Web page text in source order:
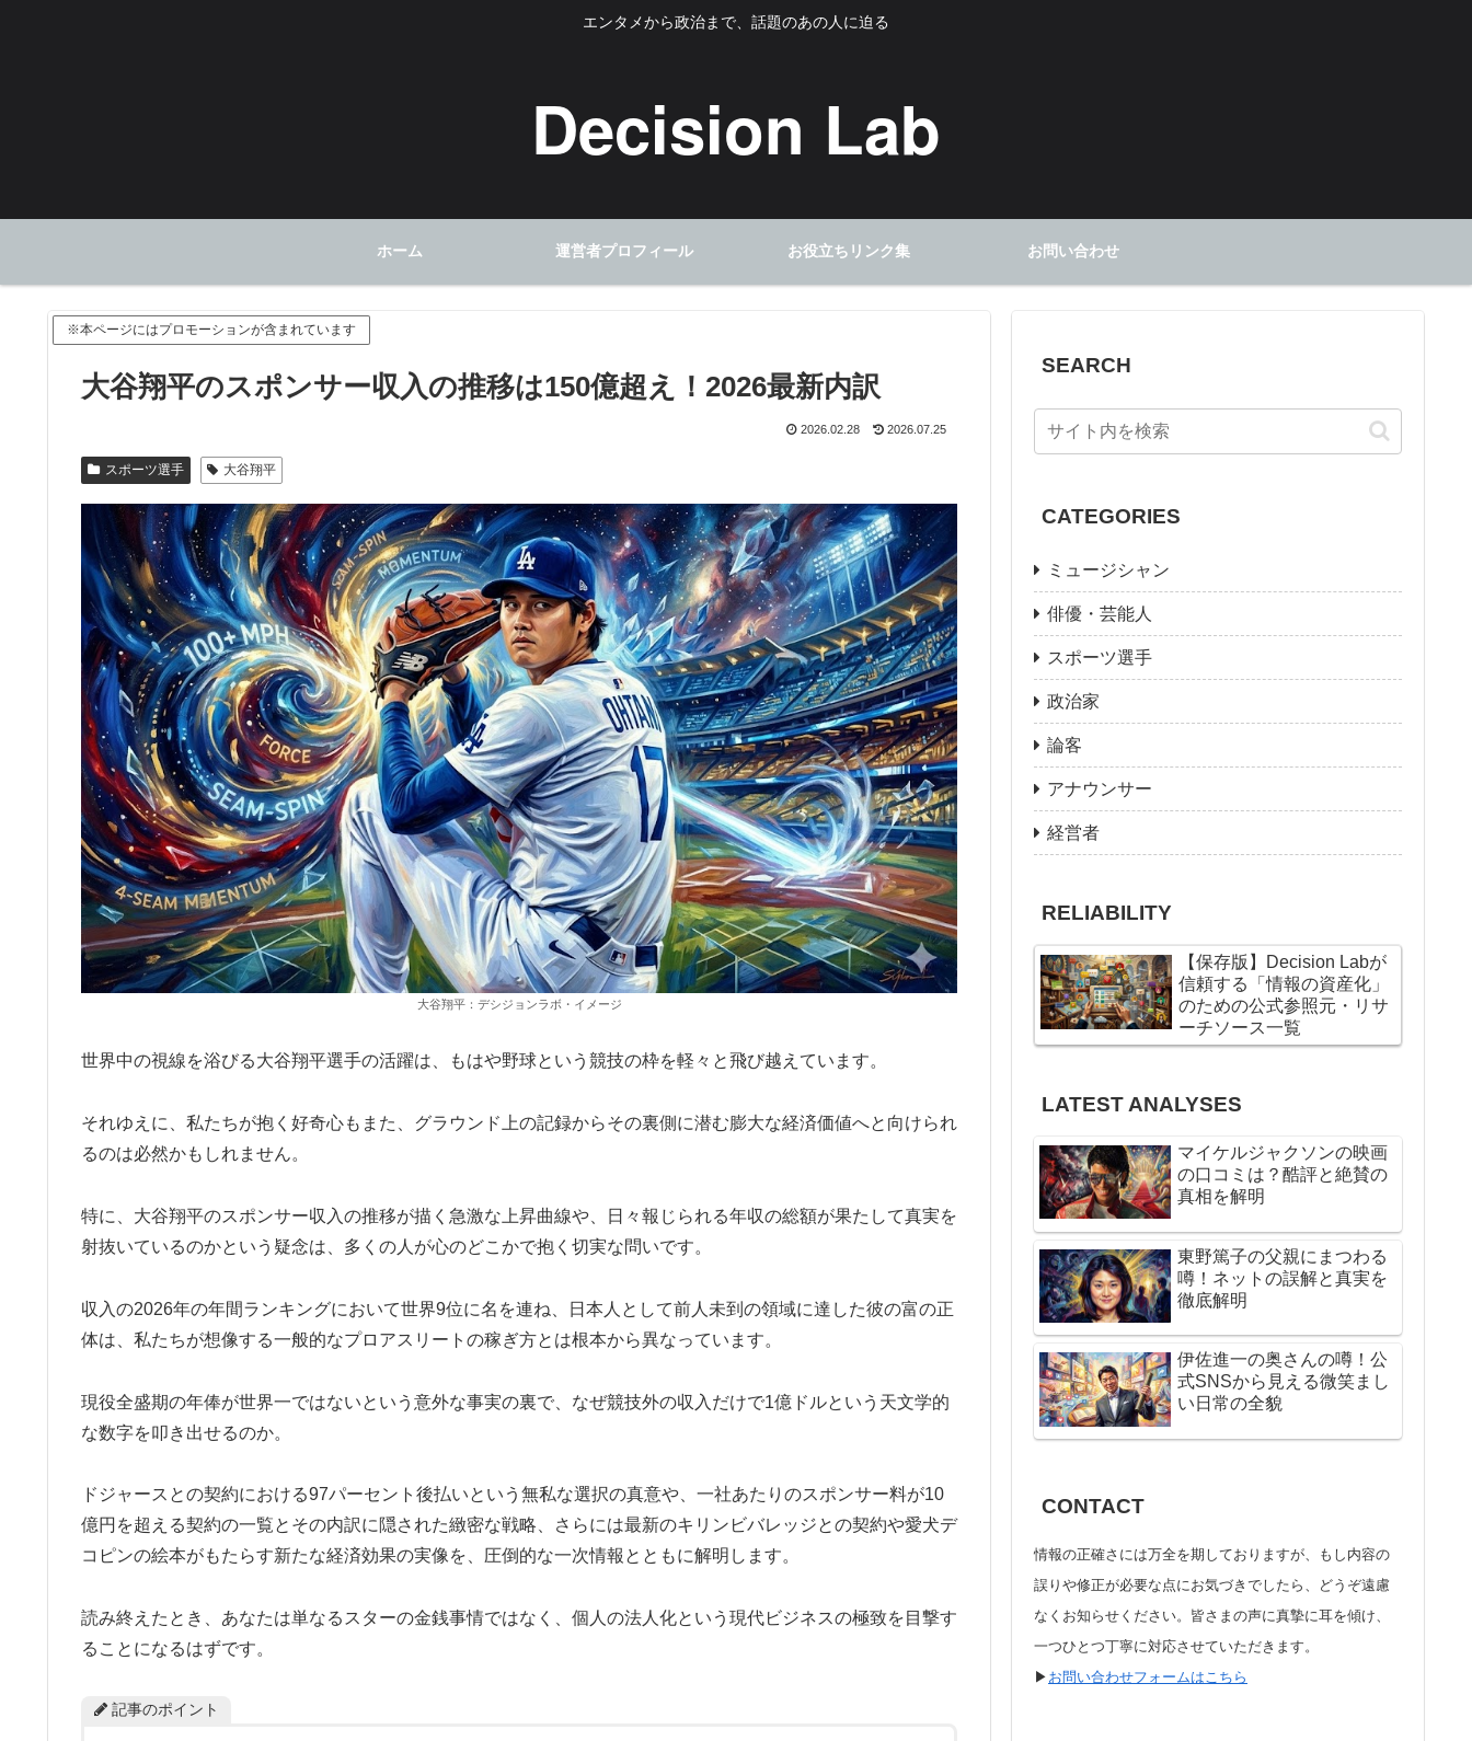
エンタメから政治まで、話題のあの人に迫る
Decision Lab
ホーム 運営者プロフィール お役立ちリンク集 お問い合わせ
※本ページにはプロモーションが含まれています
大谷翔平のスポンサー収入の推移は150億超え！2026最新内訳
2026.02.28 2026.07.25
スポーツ選手 大谷翔平
大谷翔平：デシジョンラボ・イメージ
世界中の視線を浴びる大谷翔平選手の活躍は、もはや野球という競技の枠を軽々と飛び越えています。
それゆえに、私たちが抱く好奇心もまた、グラウンド上の記録からその裏側に潜む膨大な経済価値へと向けられ
るのは必然かもしれません。
特に、大谷翔平のスポンサー収入の推移が描く急激な上昇曲線や、日々報じられる年収の総額が果たして真実を
射抜いているのかという疑念は、多くの人が心のどこかで抱く切実な問いです。
収入の2026年の年間ランキングにおいて世界9位に名を連ね、日本人として前人未到の領域に達した彼の富の正
体は、私たちが想像する一般的なプロアスリートの稼ぎ方とは根本から異なっています。
現役全盛期の年俸が世界一ではないという意外な事実の裏で、なぜ競技外の収入だけで1億ドルという天文学的
な数字を叩き出せるのか。
ドジャースとの契約における97パーセント後払いという無私な選択の真意や、一社あたりのスポンサー料が10
億円を超える契約の一覧とその内訳に隠された緻密な戦略、さらには最新のキリンビバレッジとの契約や愛犬デ
コピンの絵本がもたらす新たな経済効果の実像を、圧倒的な一次情報とともに解明します。
読み終えたとき、あなたは単なるスターの金銭事情ではなく、個人の法人化という現代ビジネスの極致を目撃す
ることになるはずです。
記事のポイント
SEARCH
CATEGORIES
ミュージシャン
俳優・芸能人
スポーツ選手
政治家
論客
アナウンサー
経営者
RELIABILITY
【保存版】Decision Labが
信頼する「情報の資産化」
のための公式参照元・リサ
ーチソース一覧
LATEST ANALYSES
マイケルジャクソンの映画
の口コミは？酷評と絶賛の
真相を解明
東野篤子の父親にまつわる
噂！ネットの誤解と真実を
徹底解明
伊佐進一の奥さんの噂！公
式SNSから見える微笑まし
い日常の全貌
CONTACT
情報の正確さには万全を期しておりますが、もし内容の
誤りや修正が必要な点にお気づきでしたら、どうぞ遠慮
なくお知らせください。皆さまの声に真摯に耳を傾け、
一つひとつ丁寧に対応させていただきます。
▶︎ お問い合わせフォームはこちら